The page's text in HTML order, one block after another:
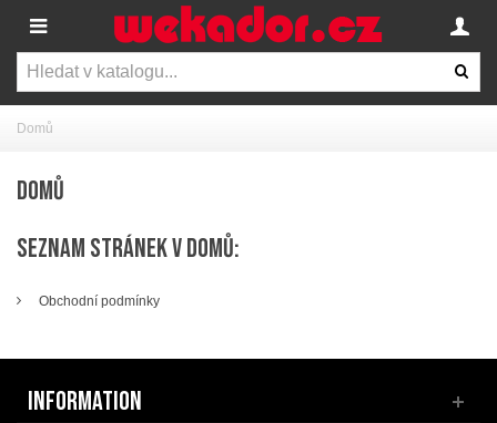
Domů
DOMŮ
SEZNAM STRÁNEK V DOMŮ:
Obchodní podmínky
INFORMATION